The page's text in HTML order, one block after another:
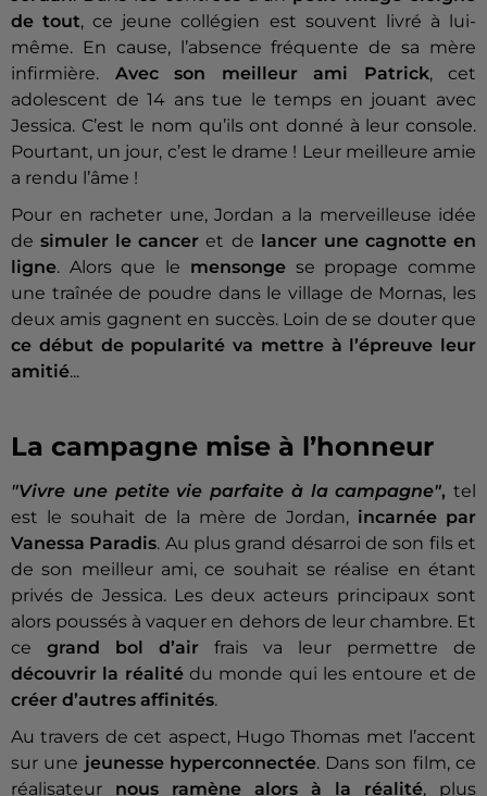
de tout, ce jeune collégien est souvent livré à lui-
même. En cause, l’absence fréquente de sa mère
infirmière. Avec son meilleur ami Patrick, cet
adolescent de 14 ans tue le temps en jouant avec
Jessica. C’est le nom qu’ils ont donné à leur console.
Pourtant, un jour, c’est le drame ! Leur meilleure amie
a rendu l’âme !
Pour en racheter une, Jordan a la merveilleuse idée
desimuler le cancer et de
lancer une cagnotte en
ligne. Alors que le mensonge se propage comme
une traînée de poudre dans le village de Mornas, les
deux amis gagnent en succès. Loin de se douter que
ce début de popularité va mettre à l’épreuve leur
amitié...
La campagne mise à l’honneur
"Vivre une petite vie parfaite à la campagne", tel
est le souhait de la mère de Jordan, incarnée par
Vanessa Paradis. Au plus grand désarroi de son fils et
de son meilleur ami, ce souhait se réalise en étant
privés de Jessica. Les deux acteurs principaux sont
alors poussés à vaquer en dehors de leur chambre. Et
ce grand bol d’air frais va leur permettre de
découvrir la réalitédu monde qui les entoure et de
créer d’autres affinités.
Au travers de cet aspect, Hugo Thomas met l’accent
sur une jeunesse hyperconnectée. Dans son film, ce
réalisateur nous ramène alors à la réalité, plus